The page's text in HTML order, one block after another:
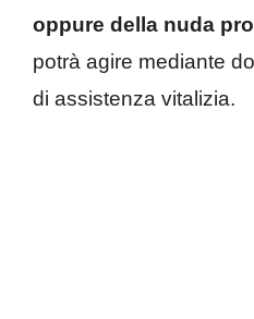
oppure della nuda
potrà agire mediante
di assistenza vitalizia.